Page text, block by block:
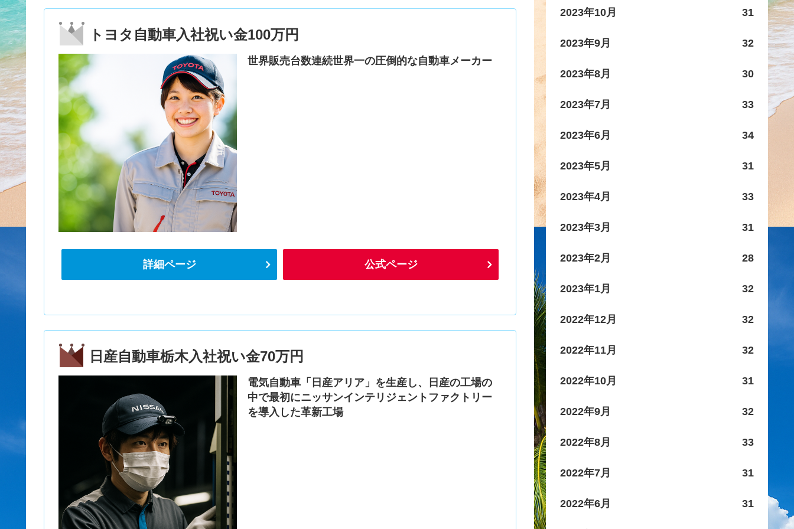
トヨタ自動車入社祝い金100万円
世界販売台数連続世界一の圧倒的な自動車メーカー
詳細ページ 公式ページ
日産自動車栃木入社祝い金70万円
電気自動車「日産アリア」を生産し、日産の工場の
中で最初にニッサンインテリジェントファクトリー
を導入した革新工場
2023年10月 31
2023年9月 32
2023年8月 30
2023年7月 33
2023年6月 34
2023年5月 31
2023年4月 33
2023年3月 31
2023年2月 28
2023年1月 32
2022年12月 32
2022年11月 32
2022年10月 31
2022年9月 32
2022年8月 33
2022年7月 31
2022年6月 31